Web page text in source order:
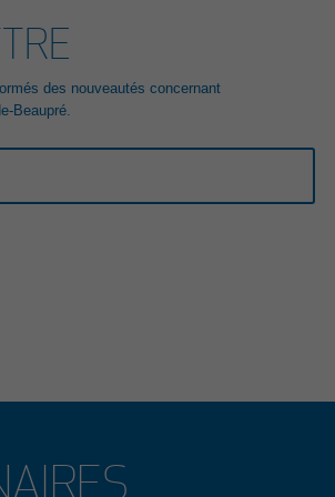
2026: UNE 23E ÉDITION
ET LA RELÈVE
la passion et l’excellence des
et bâtisseurs qui contribuent au
que Mme Lucie Boies et M. Mathieu
de Château-Richer, assureront la coprésidence
de comté (MRC) de La Côte-de-Beaupré,
des nouveautés concernant
Beaupré.